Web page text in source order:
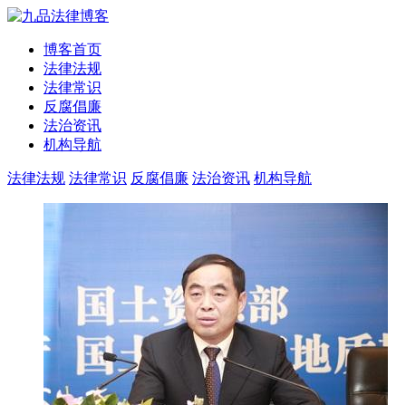
博客首页
法律法规
法律常识
反腐倡廉
法治资讯
机构导航
法律法规 法律常识 反腐倡廉 法治资讯 机构导航